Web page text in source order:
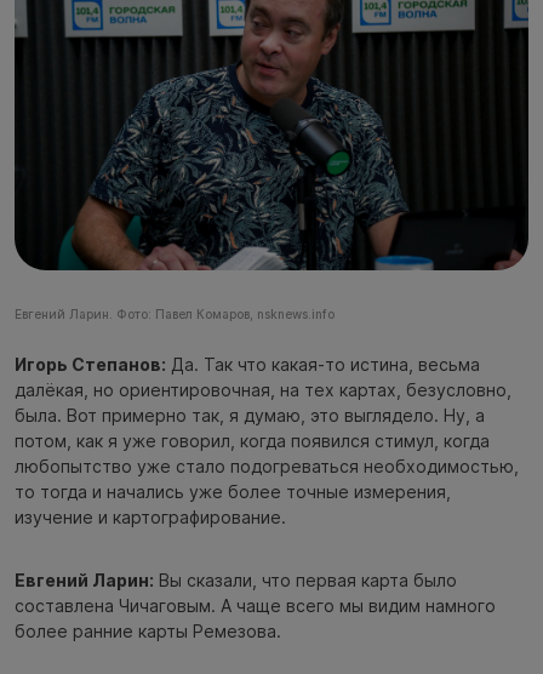
Евгений Ларин. Фото: Павел Комаров, nsknews.info
Игорь Степанов: Да. Так что какая-то истина, весьма
далёкая, но ориентировочная, на тех картах, безусловно,
была. Вот примерно так, я думаю, это выглядело. Ну, а
потом, как я уже говорил, когда появился стимул, когда
любопытство уже стало подогреваться необходимостью,
то тогда и начались уже более точные измерения,
изучение и картографирование.
Евгений Ларин: Вы сказали, что первая карта было
составлена Чичаговым. А чаще всего мы видим намного
более ранние карты Ремезова.